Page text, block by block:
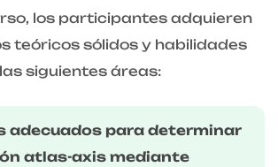
los participantes adquieren
teóricos sólidos y habilidades
siguientes áreas:
adecuados para determinar
atlas-axis mediante